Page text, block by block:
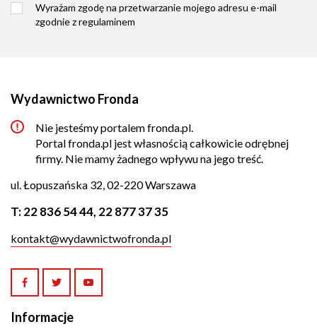
Wyrażam zgodę na przetwarzanie mojego adresu e-mail
zgodnie zregulaminem
Wydawnictwo Fronda
Nie jesteśmy portalem fronda.pl.
Portal fronda.pl jest własnością całkowicie odrębnej
firmy. Nie mamy żadnego wpływu na jego treść.
ul. Łopuszańska 32, 02-220 Warszawa
T:22 836 54 44, 22 877 37 35
kontakt@wydawnictwofronda.pl
Informacje